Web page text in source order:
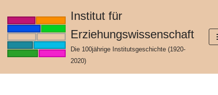
Zum
springen
Institut für
Erziehungswissenschaft
Die 100jährige Institutsgeschichte (1920-
2020)